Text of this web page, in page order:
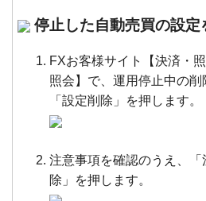
停止した自動売買の設定
FXお客様サイト【決済・
照会】で、運用停止中の削
「設定削除」を押します。
注意事項を確認のうえ、「
除」を押します。